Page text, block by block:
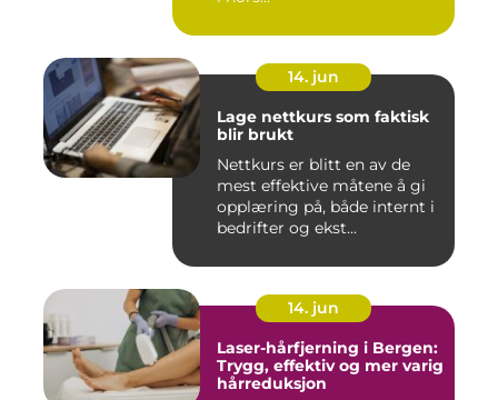
14. jun
Lage nettkurs som faktisk
blir brukt
Nettkurs er blitt en av de
mest effektive måtene å gi
opplæring på, både internt i
bedrifter og ekst...
14. jun
Laser-hårfjerning i Bergen:
Trygg, effektiv og mer varig
hårreduksjon